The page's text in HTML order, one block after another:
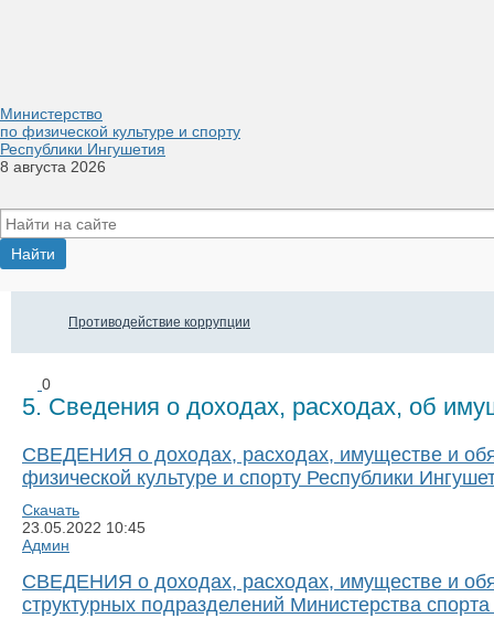
Министерство
по физической культуре и спорту
Республики Ингушетия
8 августа 2026
Противодействие коррупции
0
5. Сведения о доходах, расходах, об
СВЕДЕНИЯ о доходах, расходах, имуществе и
физической культуре и спорту Республики
Скачать
23.05.2022 10:45
Админ
СВЕДЕНИЯ о доходах, расходах, имуществе и
структурных подразделений Министерства